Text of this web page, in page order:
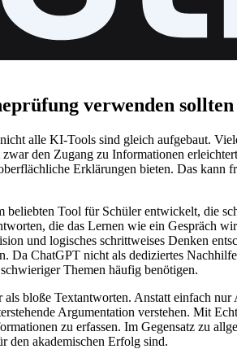
verwenden sollten
alle KI-Tools sind gleich aufgebaut.
den Zugang zu Informationen
Erklärungen bieten. Das
Tool für Schüler entwickelt, die
die das Lernen wie ein Gespräch
und logisches schrittweises Denken
Da ChatGPT nicht als dediziertes
Themen häufig benötigen.
bloße Textantworten. Anstatt einfach
Argumentation verstehen. Mit
zu erfassen. Im Gegensatz zu
den akademischen Erfolg sind.